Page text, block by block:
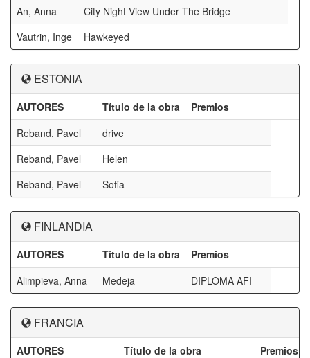
An, Anna
City Night View Under The Bridge
Vautrin, Inge
Hawkeyed
ESTONIA
AUTORES Título de la obra
Premios
Reband, Pavel
drive
Reband, Pavel
Helen
Reband, Pavel
Sofia
FINLANDIA
AUTORES Título de la obra
Premios
Alimpieva, Anna
Medeja DIPLOMA AFI
FRANCIA
AUTORES Título de la obra
Premios